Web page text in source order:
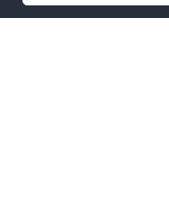
我不懂俄語，係